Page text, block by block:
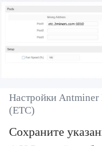
Настройки Antminer
(ETC)
Сохраните